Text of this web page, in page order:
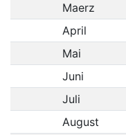
Maerz
April
Mai
Juni
Juli
August